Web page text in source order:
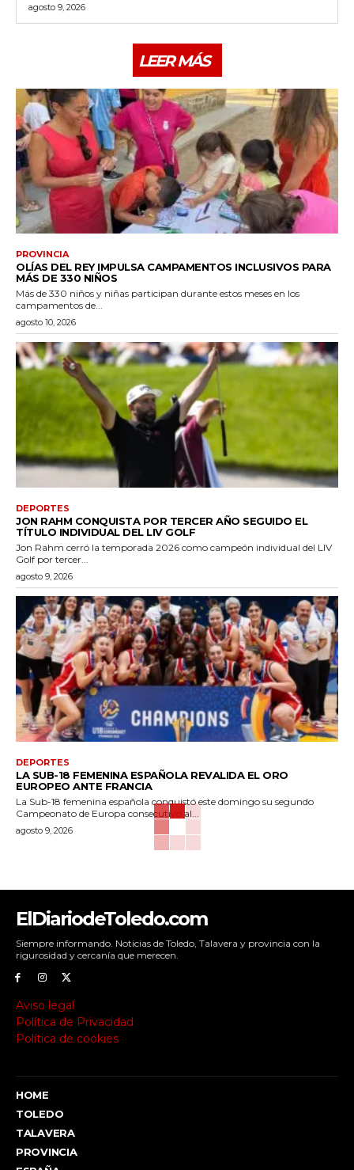
agosto 9, 2026
LEER MÁS
PROVINCIA
OLÍAS DEL REY IMPULSA CAMPAMENTOS INCLUSIVOS PARA
MÁS DE 330 NIÑOS
Más de 330 niños y niñas participan durante estos meses en los
campamentos de...
agosto 10, 2026
DEPORTES
JON RAHM CONQUISTA POR TERCER AÑO SEGUIDO EL
TÍTULO INDIVIDUAL DEL LIV GOLF
Jon Rahm cerró la temporada 2026 como campeón individual del LIV
Golf por tercer...
agosto 9, 2026
DEPORTES
LA SUB-18 FEMENINA ESPAÑOLA REVALIDA EL ORO
EUROPEO ANTE FRANCIA
La Sub-18 femenina española conquistó este domingo su segundo
Campeonato de Europa consecutivo al...
agosto 9, 2026
ElDiariodeToledo.com
Siempre informando. Noticias de Toledo, Talavera y provincia con la
rigurosidad y cercanía que merecen.
Aviso legal
Política de Privacidad
Política de cookies
HOME
TOLEDO
TALAVERA
PROVINCIA